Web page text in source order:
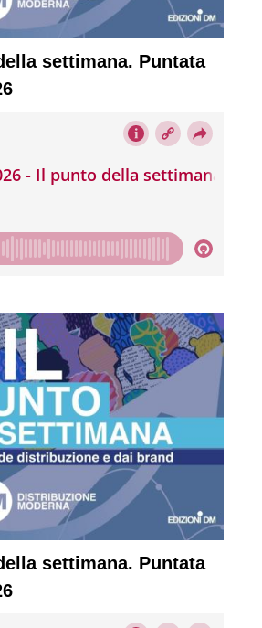
settimana. Puntata
settimana. Puntata